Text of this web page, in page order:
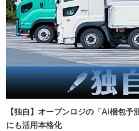
【独自】オープンロジの「AI梱包
にも活用本格化